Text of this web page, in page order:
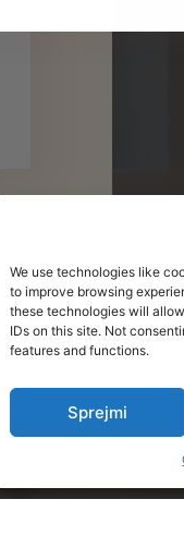
We use technologies like
to improve browsing
these technologies will
IDs on this site. Not
features and functions.
Sprejmi